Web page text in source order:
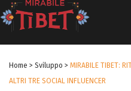
Home > Sviluppo > MIRABILE TIBET:
ALTRI TRE SOCIAL INFLUENCER